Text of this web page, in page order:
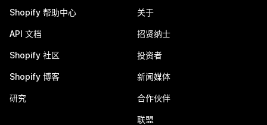
Shopify 帮助中心
API 文档
Shopify 社区
Shopify 博客
研究
关于
招贤纳士
投资者
新闻媒体
合作伙伴
联盟